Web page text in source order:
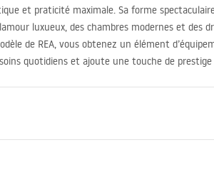
et praticité maximale. Sa forme
luxueux, des chambres modernes et des
de REA, vous obtenez un élément
quotidiens et ajoute une touche de prestige